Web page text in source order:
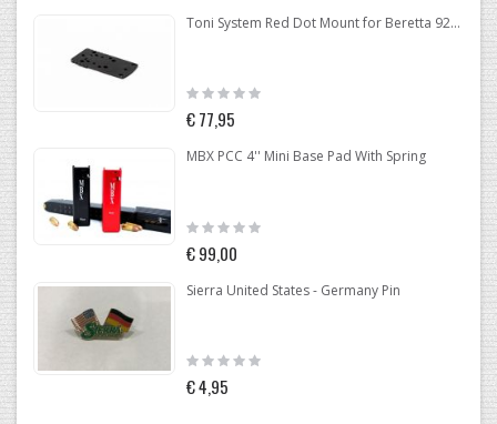
Toni System Red Dot Mount for Beretta 92-96-98
Rating:
0%
€ 77,95
MBX PCC 4'' Mini Base Pad With Spring
Rating:
0%
€ 99,00
Sierra United States - Germany Pin
Rating:
0%
€ 4,95